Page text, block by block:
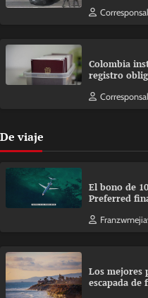
Corresponsal
Colombia
registro
Corresponsal
De viaje
El bono de
Preferred
Los mejores
escapada de